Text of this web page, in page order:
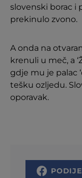
slovenski borac i
prekinulo zvono.
A onda na
krenuli u meč, a
gdje mu je palac
tešku ozljedu.
oporavak.